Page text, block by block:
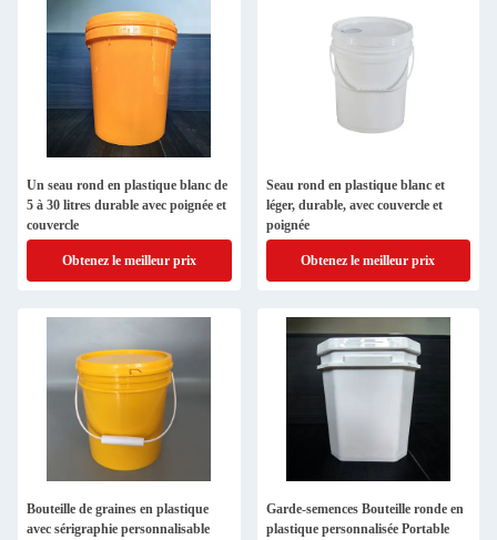
Un seau rond en plastique blanc de
5 à 30 litres durable avec poignée et
couvercle
Obtenez le meilleur prix
Seau rond en plastique blanc et
léger, durable, avec couvercle et
poignée
Obtenez le meilleur prix
Bouteille de graines en plastique
avec sérigraphie personnalisable
Garde-semences Bouteille ronde en
plastique personnalisée Portable